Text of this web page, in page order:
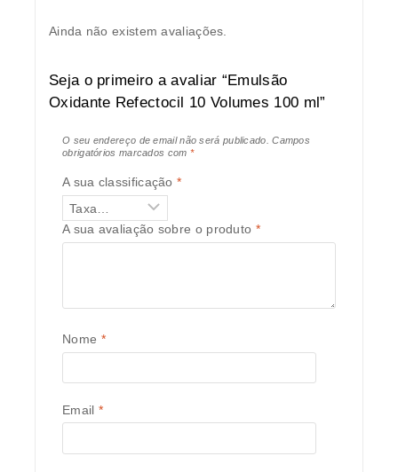
Ainda não existem avaliações.
Seja o primeiro a avaliar “Emulsão
Oxidante Refectocil 10 Volumes 100 ml”
O seu endereço de email não será publicado.
Campos
obrigatórios marcados com *
A sua classificação*
A sua avaliação sobre o produto *
Nome *
Email *